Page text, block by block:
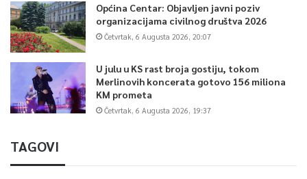
Općina Centar: Objavljen javni poziv
organizacijama civilnog društva 2026
Četvrtak, 6 Augusta 2026, 20:07
U julu u KS rast broja gostiju, tokom
Merlinovih koncerata gotovo 156 miliona
KM prometa
Četvrtak, 6 Augusta 2026, 19:37
TAGOVI